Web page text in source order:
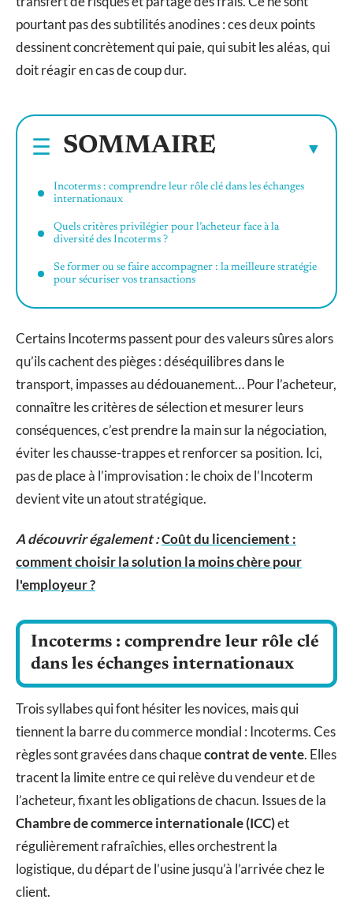
pourtant pas des subtilités anodines : ces deux points
dessinent concrètement qui paie, qui subit les aléas, qui
doit réagir en cas de coup dur.
SOMMAIRE
Incoterms : comprendre leur rôle clé dans les échanges
internationaux
Quels critères privilégier pour l’acheteur face à la
diversité des Incoterms ?
Se former ou se faire accompagner : la meilleure stratégie
pour sécuriser vos transactions
Certains Incoterms passent pour des valeurs sûres alors
qu’ils cachent des pièges : déséquilibres dans le
transport, impasses au dédouanement… Pour l’acheteur,
connaître les critères de sélection et mesurer leurs
conséquences, c’est prendre la main sur la négociation,
éviter les chausse-trappes et renforcer sa position. Ici,
pas de place à l’improvisation : le choix de l’Incoterm
devient vite un atout stratégique.
A découvrir également :Coût du licenciement :
comment choisir la solution la moins chère pour
l'employeur ?
Incoterms : comprendre leur rôle clé
dans les échanges internationaux
Trois syllabes qui font hésiter les novices, mais qui
tiennent la barre du commerce mondial : Incoterms. Ces
règles sont gravées dans chaquecontrat de vente. Elles
tracent la limite entre ce qui relève du vendeur et de
l’acheteur, fixant les obligations de chacun. Issues de la
Chambre de commerce internationale (ICC)et
régulièrement rafraîchies, elles orchestrent la
logistique, du départ de l’usine jusqu’à l’arrivée chez le
client.